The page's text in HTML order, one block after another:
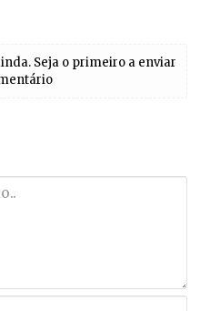
Seja o primeiro a enviar